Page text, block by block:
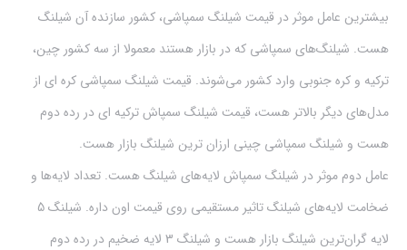
بیشترین عامل موثر در قیمت شیلنگ سمپاشی، کشور سازنده آن شیلنگ
هست. شیلنگ‌های سمپاشی که در بازار هستند معمولا از سه کشور چین،
ترکیه و کره جنوبی وارد کشور می‌شوند. قیمت شیلنگ سمپاشی کره ای از
مدل‌های دیگر بالاتر هست، قیمت شیلنگ سمپاش ترکیه ای در رده دوم
هست و شیلنگ سمپاشی چینی ارزان ترین شیلنگ بازار هست.
عامل دوم موثر در شیلنگ سمپاش لایه‌های شیلنگ هست. تعداد لایه‌ها و
ضخامت لایه‌های شیلنگ تاثیر مستقیمی روی قیمت اون داره. شیلنگ 5
لایه گران‌ترین شیلنگ بازار هست و شیلنگ 3 لایه ضخیم در رده دوم